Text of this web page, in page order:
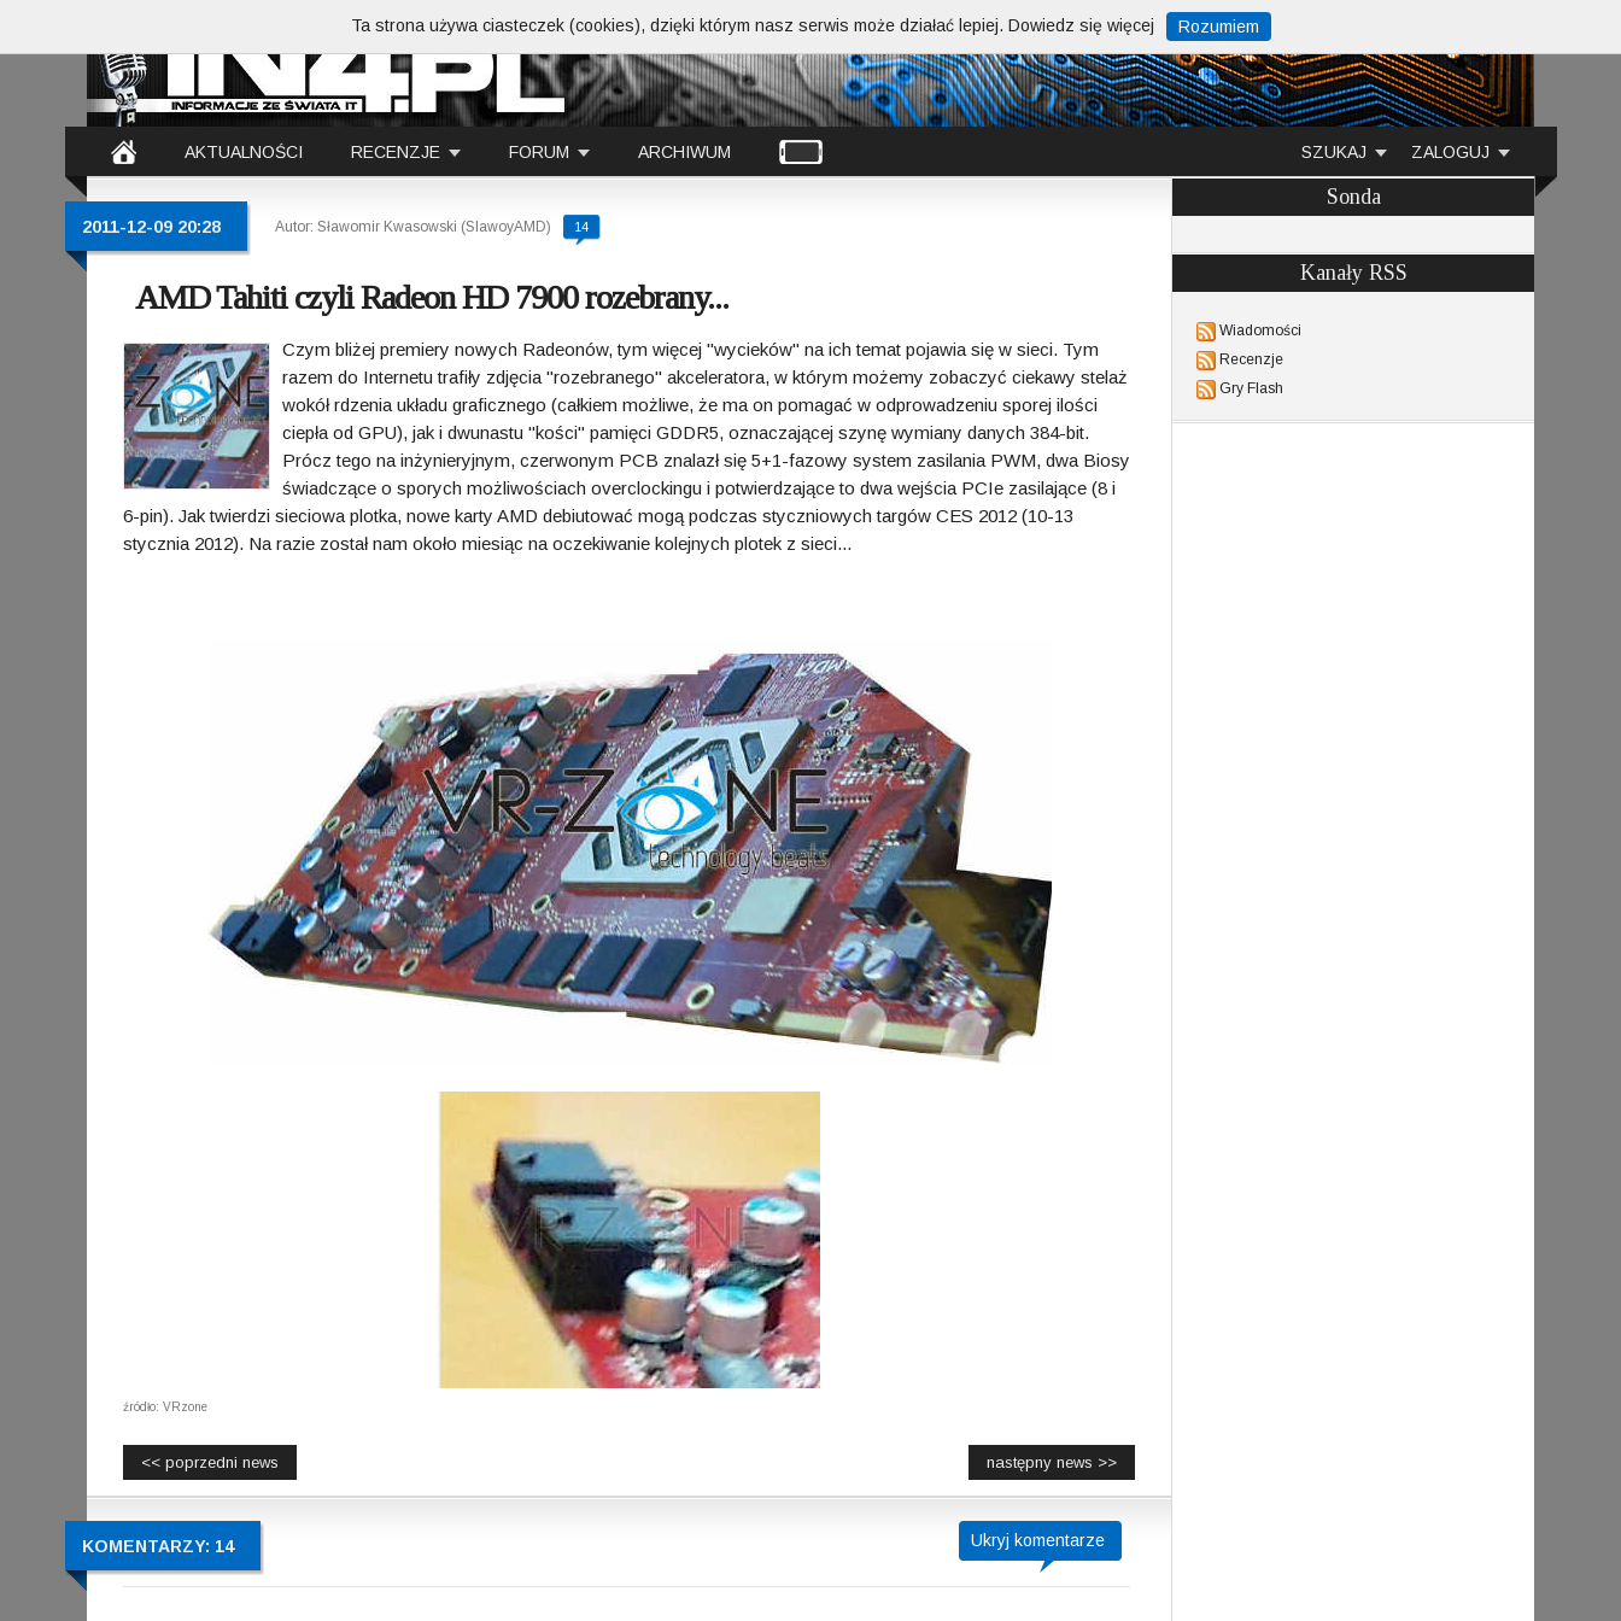
AKTUALNOŚCI RECENZJE FORUM ARCHIWUM ZALOGUJ
SZUKAJ
2011-12-09 20:28 Autor: Sławomir Kwasowski (SlawoyAMD) 14
AMD Tahiti czyli Radeon HD 7900 rozebrany...
Czym bliżej premiery nowych Radeonów, tym więcej "wycieków" na ich temat pojawia się w sieci. Tym
razem do Internetu trafiły zdjęcia "rozebranego" akceleratora, w którym możemy zobaczyć ciekawy stelaż
wokół rdzenia układu graficznego (całkiem możliwe, że ma on pomagać w odprowadzeniu sporej ilości
ciepła od GPU), jak i dwunastu "kości" pamięci GDDR5, oznaczającej szynę wymiany danych 384-bit.
Prócz tego na inżynieryjnym, czerwonym PCB znalazł się 5+1-fazowy system zasilania PWM, dwa Biosy
świadczące o sporych możliwościach overclockingu i potwierdzające to dwa wejścia PCIe zasilające (8 i
6-pin). Jak twierdzi sieciowa plotka, nowe karty AMD debiutować mogą podczas styczniowych targów CES 2012 (10-13
stycznia 2012). Na razie został nam około miesiąc na oczekiwanie kolejnych plotek z sieci...
źródło: VRzone
<< poprzedni news następny news >>
KOMENTARZY: 14 Ukryj komentarze
Sonda
Kanały RSS
Wiadomości
Recenzje
Gry Flash
Ta strona używa ciasteczek (cookies), dzięki którym nasz serwis może działać lepiej. Dowiedz się więcej Rozumiem